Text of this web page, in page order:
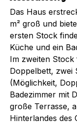
Das Haus
m² groß und
ersten Stock
Küche und ein
Im zweiten
Doppelbett, zwei
(Möglichkeit,
Badezimmer mit
große Terrasse,
Hinterlandes des